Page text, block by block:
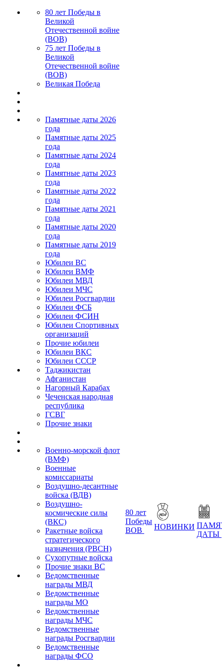
80 лет Победы в
Великой
Отечественной войне
(ВОВ)
75 лет Победы в
Великой
Отечественной войне
(ВОВ)
Великая Победа
Памятные даты 2026
года
Памятные даты 2025
года
Памятные даты 2024
года
Памятные даты 2023
года
Памятные даты 2022
года
Памятные даты 2021
года
Памятные даты 2020
года
Памятные даты 2019
года
Юбилеи ВС
Юбилеи ВМФ
Юбилеи МВД
Юбилеи МЧС
Юбилеи Росгвардии
Юбилеи ФСБ
Юбилеи ФСИН
Юбилеи Спортивных
организаций
Прочие юбилеи
Юбилеи ВКС
Юбилеи СССР
Таджикистан
Афганистан
Нагорный Карабах
Чеченская народная
республика
ГСВГ
Прочие знаки
Военно-морской флот
(ВМФ)
Военные
комиссариаты
Воздушно-десантные
войска (ВДВ)
Воздушно-
космические силы
(ВКС)
Ракетные войска
стратегического
назначения (РВСН)
Сухопутные войска
Прочие знаки ВС
Ведомственные
награды МВД
Ведомственные
награды МО
Ведомственные
награды МЧС
Ведомственные
награды Росгвардии
Ведомственные
награды ФСО
80 лет
Победы
ВОВ
НОВИНКИ
ДАТЫ